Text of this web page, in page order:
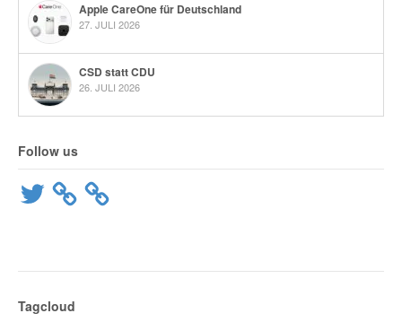
Apple CareOne für Deutschland
27. JULI 2026
CSD statt CDU
26. JULI 2026
Follow us
Twitter
Tagcloud